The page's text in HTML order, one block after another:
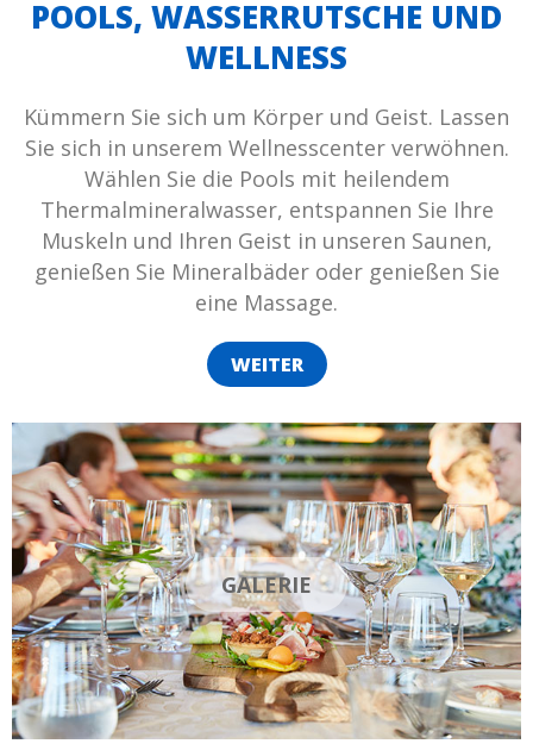
POOLS, WASSERRUTSCHE UND
WELLNESS
Kümmern Sie sich um Körper und Geist. Lassen
Sie sich in unserem Wellnesscenter verwöhnen.
Wählen Sie die Pools mit heilendem
Thermalmineralwasser, entspannen Sie Ihre
Muskeln und Ihren Geist in unseren Saunen,
genießen Sie Mineralbäder oder genießen Sie
eine Massage.
WEITER
GALERIE